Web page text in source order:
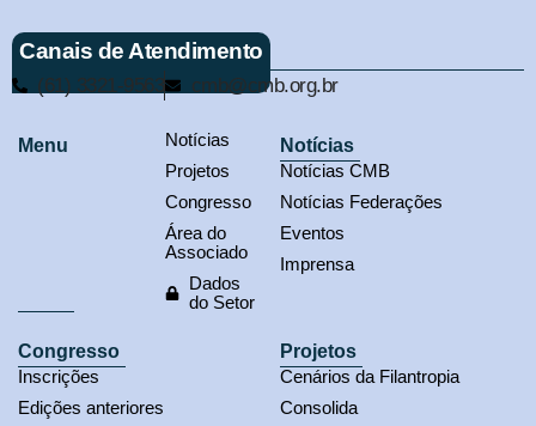
Canais de Atendimento
(61) 3321-9563 cmb@cmb.org.br
Menu
Notícias
Projetos
Congresso
Área do
Associado
Dados
do Setor
Notícias
Notícias CMB
Notícias Federações
Eventos
Imprensa
Congresso
Inscrições
Edições anteriores
Projetos
Cenários da Filantropia
Consolida